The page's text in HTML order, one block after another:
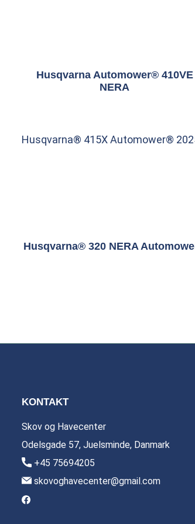
Husqvarna Automower® 410VE
NERA
Husqvarna® 415X Automower®
Husqvarna® 320 NERA
KONTAKT
Skov og Havecenter
Odelsgade 57, Juelsminde, Danmark
+45 75694205
skovoghavecenter@gmail.com